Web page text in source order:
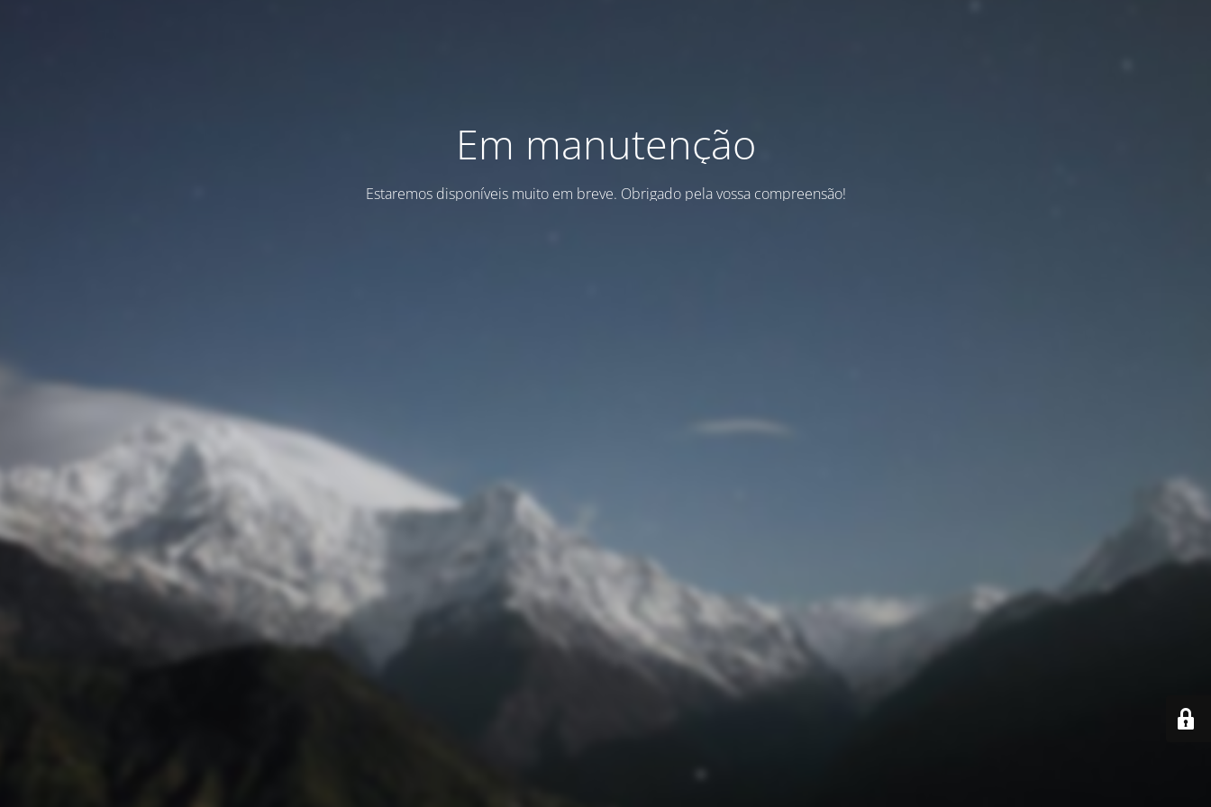
Em manutenção
Estaremos disponíveis muito em breve. Obrigado pela vossa compreensão!